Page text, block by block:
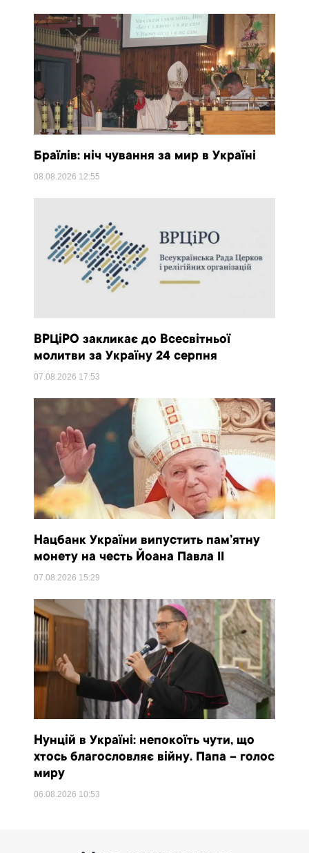
Браїлів: ніч чування за мир в Україні
08.08.2026 12:55
ВРЦіРО закликає до Всесвітньої
молитви за Україну 24 серпня
07.08.2026 17:53
Нацбанк України випустить пам’ятну
монету на честь Йоана Павла II
07.08.2026 15:29
Нунцій в Україні: непокоїть чути, що
хтось благословляє війну. Папа – голос
миру
06.08.2026 10:53